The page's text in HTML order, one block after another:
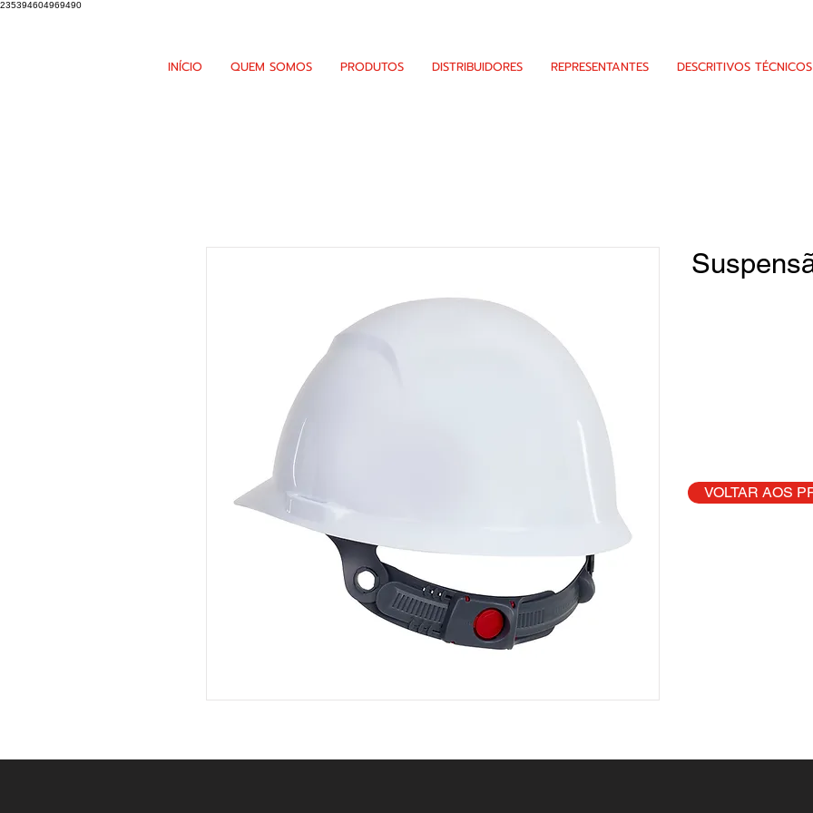
235394604969490
INÍCIO QUEM SOMOS PRODUTOS DISTRIBUIDORES REPRESENTANTES DESCRITIVOS TÉCNICOS
VOLTAR AOS